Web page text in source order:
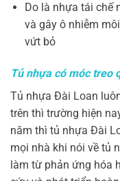
Do là nhựa tái chế
và gây ô nhiễm
vứt bỏ
Tủ nhựa có móc treo
Tủ nhựa Đài Loan
trên thì trường hiện
năm thì tủ nhựa Đài
mọi nhà khi nói về tủ
làm từ phản ứng hóa